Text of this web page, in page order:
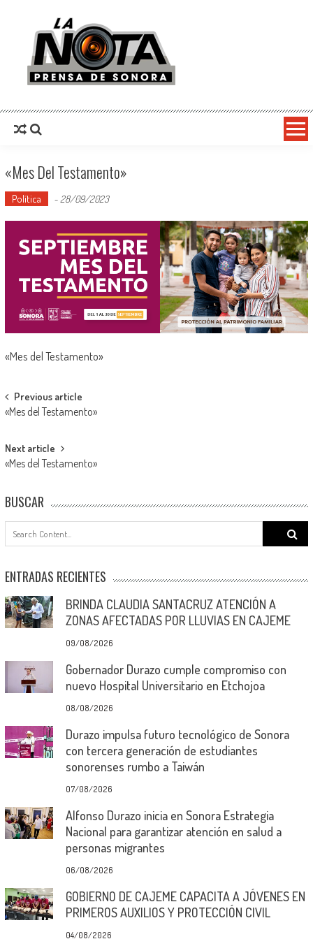
La Nota Prensa De Sonora
«Mes Del Testamento»
Política - 28/09/2023
«Mes del Testamento»
Post
navigation
Previous article
«Mes del Testamento»
Next article
«Mes del Testamento»
BUSCAR
Search
for:
ENTRADAS RECIENTES
BRINDA CLAUDIA SANTACRUZ ATENCIÓN A
ZONAS AFECTADAS POR LLUVIAS EN CAJEME
09/08/2026
Gobernador Durazo cumple compromiso con
nuevo Hospital Universitario en Etchojoa
08/08/2026
Durazo impulsa futuro tecnológico de Sonora
con tercera generación de estudiantes
sonorenses rumbo a Taiwán
07/08/2026
Alfonso Durazo inicia en Sonora Estrategia
Nacional para garantizar atención en salud a
personas migrantes
06/08/2026
GOBIERNO DE CAJEME CAPACITA A JÓVENES EN
PRIMEROS AUXILIOS Y PROTECCIÓN CIVIL
04/08/2026